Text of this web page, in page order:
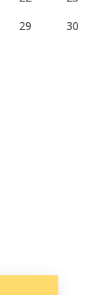
29
30